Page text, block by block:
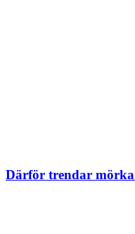
Därför trendar